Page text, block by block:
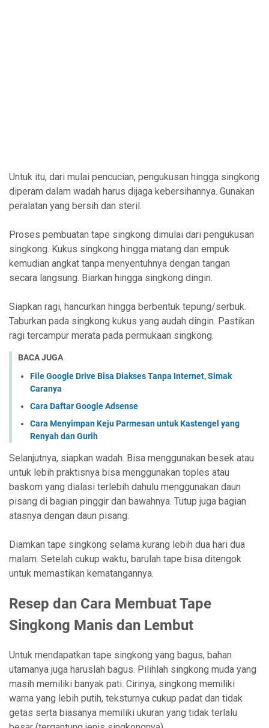
Untuk itu, dari mulai pencucian, pengukusan hingga singkong
diperam dalam wadah harus dijaga kebersihannya. Gunakan
peralatan yang bersih dan steril.
Proses pembuatan tape singkong dimulai dari pengukusan
singkong. Kukus singkong hingga matang dan empuk
kemudian angkat tanpa menyentuhnya dengan tangan
secara langsung. Biarkan hingga singkong dingin.
Siapkan ragi, hancurkan hingga berbentuk tepung/serbuk.
Taburkan pada singkong kukus yang audah dingin. Pastikan
ragi tercampur merata pada permukaan singkong.
BACA JUGA
File Google Drive Bisa Diakses Tanpa Internet, Simak
Caranya
Cara Daftar Google Adsense
Cara Menyimpan Keju Parmesan untuk Kastengel yang
Renyah dan Gurih
Selanjutnya, siapkan wadah. Bisa menggunakan besek atau
untuk lebih praktisnya bisa menggunakan toples atau
baskom yang dialasi terlebih dahulu menggunakan daun
pisang di bagian pinggir dan bawahnya. Tutup juga bagian
atasnya dengan daun pisang.
Diamkan tape singkong selama kurang lebih dua hari dua
malam. Setelah cukup waktu, barulah tape bisa ditengok
untuk memastikan kematangannya.
Resep dan Cara Membuat Tape
Singkong Manis dan Lembut
Untuk mendapatkan tape singkong yang bagus, bahan
utamanya juga haruslah bagus. Pilihlah singkong muda yang
masih memiliki banyak pati. Cirinya, singkong memiliki
warna yang lebih putih, teksturnya cukup padat dan tidak
getas serta biasanya memiliki ukuran yang tidak terlalu